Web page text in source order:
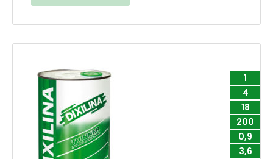
1
4
18
200
0,9
3,6